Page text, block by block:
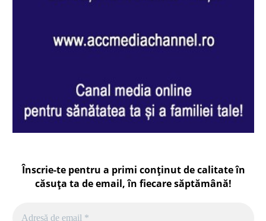
Înscrie-te pentru a primi conținut de calitate în
căsuța ta de email, în fiecaresăptămână!